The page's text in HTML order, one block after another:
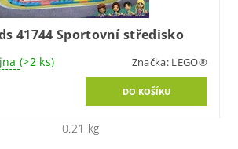
41744 Sportovní středisko
(>2 ks) Značka: LEGO®
0.21 kg